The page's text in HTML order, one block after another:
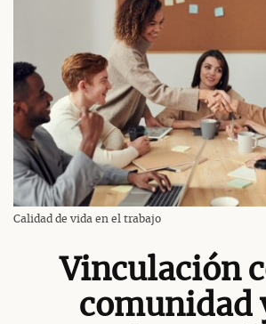
Calidad de vida en el trabajo
Vinculación
comunidad